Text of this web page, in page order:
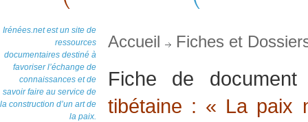
Irénées.net est un site de
ressources
documentaires destiné à
favoriser l’échange de
connaissances et de
savoir faire au service de
la construction d’un art de
la paix.
Accueil Fiches et
Fiche de
tibétaine : « La paix